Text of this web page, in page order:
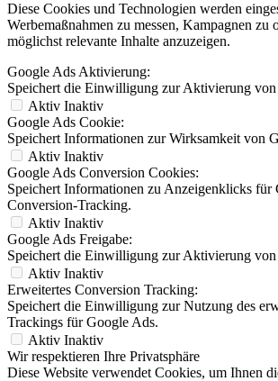
Diese Cookies und Technologien werden
Werbemaßnahmen zu messen, Kampagnen zu
möglichst relevante Inhalte anzuzeigen.
Google Ads Aktivierung:
Speichert die Einwilligung zur Aktivierung
Aktiv Inaktiv
Google Ads Cookie:
Speichert Informationen zur Wirksamkeit von
Aktiv Inaktiv
Google Ads Conversion Cookies:
Speichert Informationen zu Anzeigenklicks für
Conversion-Tracking.
Aktiv Inaktiv
Google Ads Freigabe:
Speichert die Einwilligung zur Aktivierung
Aktiv Inaktiv
Erweitertes Conversion Tracking:
Speichert die Einwilligung zur Nutzung des
Trackings für Google Ads.
Aktiv Inaktiv
Wir respektieren Ihre Privatsphäre
Diese Website verwendet Cookies, um Ihnen